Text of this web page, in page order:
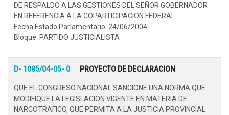
DE RESPALDO A LAS GESTIONES DEL SEÑOR GOBERNADOR
EN REFERENCIA A LA COPARTICIPACION FEDERAL.-.
Fecha Estado Parlamentario: 24/06/2004
Bloque: PARTIDO JUSTICIALISTA
D- 1085/04-05- 0 PROYECTO DE DECLARACION
QUE EL CONGRESO NACIONAL SANCIONE UNA NORMA QUE
MODIFIQUE LA LEGISLACION VIGENTE EN MATERIA DE
NARCOTRAFICO, QUE PERMITA A LA JUSTICIA PROVINCIAL